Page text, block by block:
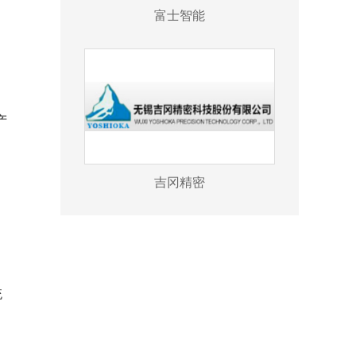
富士智能
吉冈精密